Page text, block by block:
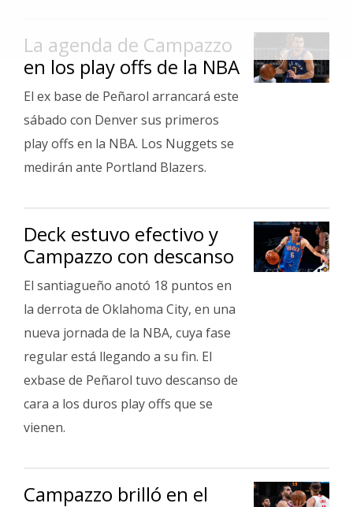
Clasificados
Fúnebres
La agenda de Campazzo
en los play offs de la NBA
El ex base de Peñarol arrancará este
sábado con Denver sus primeros
play offs en la NBA. Los Nuggets se
medirán ante Portland Blazers.
Deck estuvo efectivo y
Campazzo con descanso
El santiagueño anotó 18 puntos en
la derrota de Oklahoma City, en una
nueva jornada de la NBA, cuya fase
regular está llegando a su fin. El
exbase de Peñarol tuvo descanso de
cara a los duros play offs que se
vienen.
Campazzo brilló en el